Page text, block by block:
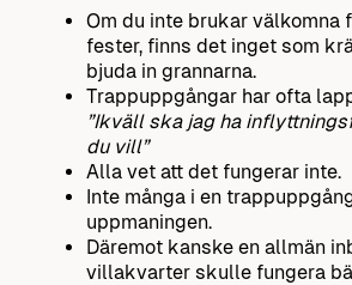
Om du inte brukar välkomna
fester, finns det inget som
bjuda in grannarna.
Trappuppgångar har ofta
”Ikväll ska jag ha
du vill”
Alla vet att det fungerar inte.
Inte många i en
uppmaningen.
Däremot kanske en allmän
villakvarter skulle fungera